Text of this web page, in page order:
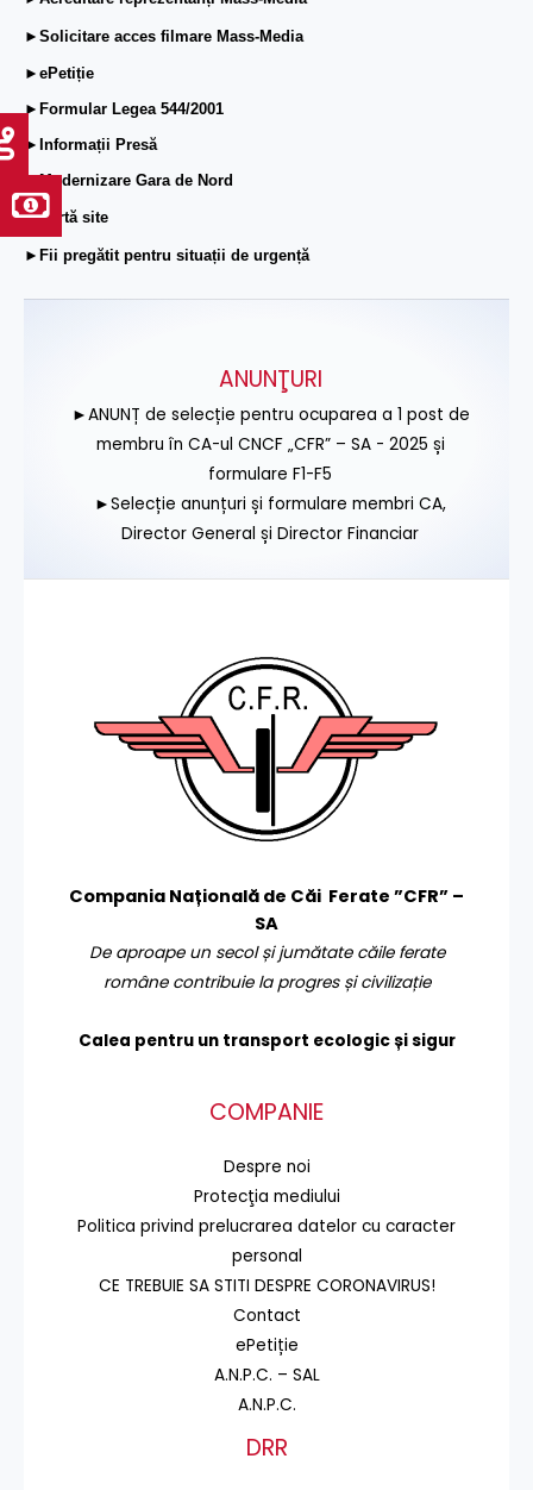
►Solicitare acces filmare Mass-Media
►ePetiție
►Formular Legea 544/2001
►Informații Presă
►Modernizare Gara de Nord
►Hartă site
►Fii pregătit pentru situații de urgență
ANUNŢURI
►ANUNȚ de selecție pentru ocuparea a 1 post de
membru în CA-ul CNCF „CFR” – SA - 2025 și
formulare F1-F5
►Selecție anunțuri și formulare membri CA,
Director General și Director Financiar
Compania Națională de Căi Ferate ”CFR” –
SA
De aproape un secol și jumătate căile ferate
române contribuie la progres și civilizație
Calea pentru un transport ecologic și sigur
COMPANIE
Despre noi
Protecţia mediului
Politica privind prelucrarea datelor cu caracter
personal
CE TREBUIE SA STITI DESPRE CORONAVIRUS!
Contact
ePetiție
A.N.P.C. – SAL
A.N.P.C.
DRR